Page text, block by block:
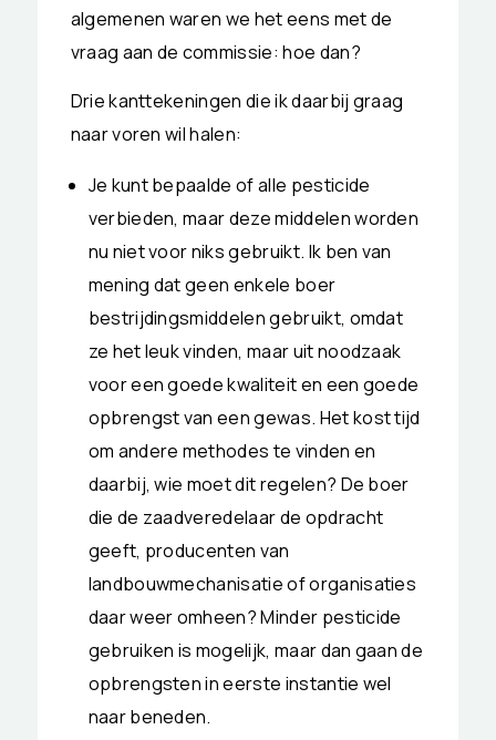
algemenen waren we het eens met de
vraag aan de commissie: hoe dan?
Drie kanttekeningen die ik daarbij graag
naar voren wil halen:
Je kunt bepaalde of alle pesticide
verbieden, maar deze middelen worden
nu niet voor niks gebruikt. Ik ben van
mening dat geen enkele boer
bestrijdingsmiddelen gebruikt, omdat
ze het leuk vinden, maar uit noodzaak
voor een goede kwaliteit en een goede
opbrengst van een gewas. Het kost tijd
om andere methodes te vinden en
daarbij, wie moet dit regelen? De boer
die de zaadveredelaar de opdracht
geeft, producenten van
landbouwmechanisatie of organisaties
daar weer omheen? Minder pesticide
gebruiken is mogelijk, maar dan gaan de
opbrengsten in eerste instantie wel
naar beneden.